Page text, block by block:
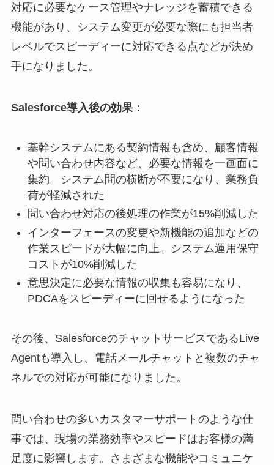
対応に必要なケース管理やナレッジを蓄積できる
機能があり、システム変更が必要な際にも担当者
レベルでスピーディーに対応できる点などが決め
手になりました。
Salesforce導入後の効果：
基幹システムにある契約情報も含め、顧客情報
や問い合わせ内容など、必要な情報を一画面に
集約。システム間の横断が不要になり、業務負
荷が軽減された
問い合わせ対応の後処理の作業が15%削減した
インターフェースの変更や新機能の追加などの
作業スピードが大幅に向上。システム運用保守
コストが10%削減した
意思決定に必要な情報の収集も容易になり、
PDCAをスピーディーに回せるようになった
その後、SalesforceのチャットサービスであるLive
Agentも導入し、電話メールチャットと複数のチャ
ネルでの対応が可能になりました。
問い合わせの多いカスタマーサポートのような仕
事では、現場の業務効率やスピードはお客様の満
足度に影響します。さまざまな機能やコミュニケ